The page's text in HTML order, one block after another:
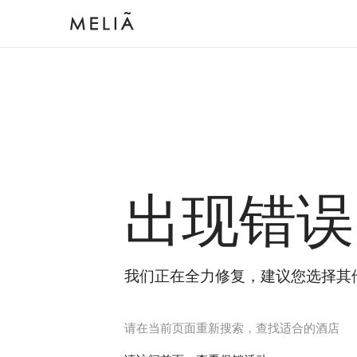
出现错误
我们正在全力修复，建议您选择其
请在当前页面重新搜索，查找适合的酒店